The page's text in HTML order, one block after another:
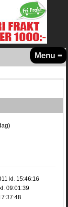
Menu ≡
kl. 15:46:16
09:01:39